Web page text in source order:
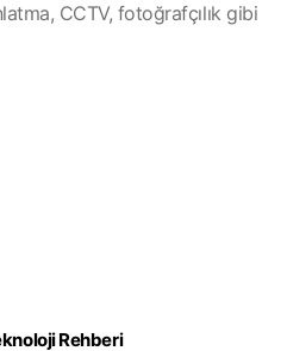
CCTV, fotoğrafçılık gibi
Rehberi